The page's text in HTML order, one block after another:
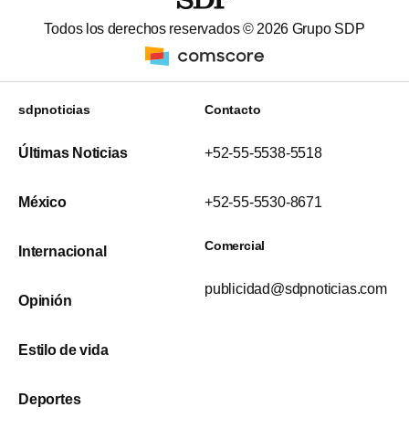
Todos los derechos reservados © 2026 Grupo SDP
sdpnoticias
Últimas Noticias
México
Internacional
Opinión
Estilo de vida
Deportes
Contacto
+52-55-5538-5518
+52-55-5530-8671
Comercial
publicidad@sdpnoticias.com